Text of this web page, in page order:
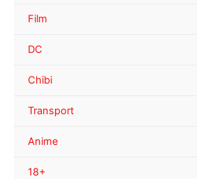
Film
DC
Chibi
Transport
Anime
18+